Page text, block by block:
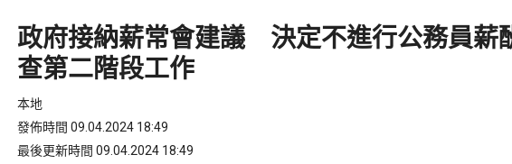
政府接納薪常會建議 決定不進行公務員薪
查第二階段工作
本地
發佈時間 09.04.2024 18:49
最後更新時間 09.04.2024 18:49